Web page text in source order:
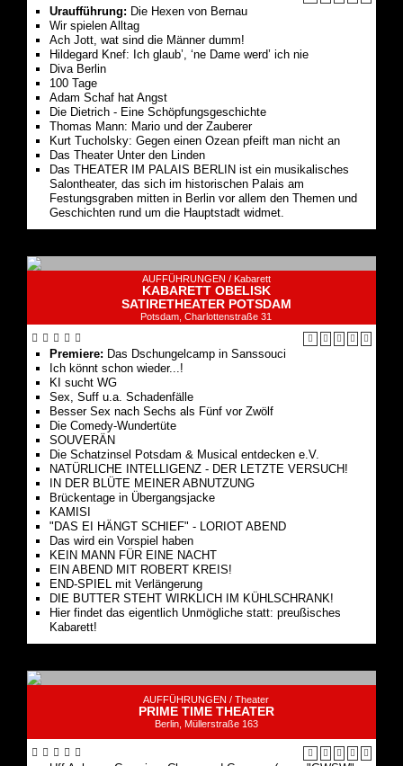
Uraufführung: Die Hexen von Bernau
Wir spielen Alltag
Ach Jott, wat sind die Männer dumm!
Hildegard Knef: Ich glaub’, ‘ne Dame werd’ ich nie
Diva Berlin
100 Tage
Adam Schaf hat Angst
Die Dietrich - Eine Schöpfungsgeschichte
Thomas Mann: Mario und der Zauberer
Kurt Tucholsky: Gegen einen Ozean pfeift man nicht an
Das Theater Unter den Linden
Das THEATER IM PALAIS BERLIN ist ein musikalisches
Salontheater, das sich im historischen Palais am
Festungsgraben mitten in Berlin vor allem den Themen und
Geschichten rund um die Hauptstadt widmet.
AUFFÜHRUNGEN / Kabarett
KABARETT OBELISK
SATIRETHEATER POTSDAM
Potsdam, Charlottenstraße 31
Premiere: Das Dschungelcamp in Sanssouci
Ich könnt schon wieder...!
KI sucht WG
Sex, Suff u.a. Schadenfälle
Besser Sex nach Sechs als Fünf vor Zwölf
Die Comedy-Wundertüte
SOUVERÄN
Die Schatzinsel Potsdam & Musical entdecken e.V.
NATÜRLICHE INTELLIGENZ - DER LETZTE VERSUCH!
IN DER BLÜTE MEINER ABNUTZUNG
Brückentage in Übergangsjacke
KAMISI
"DAS EI HÄNGT SCHIEF" - LORIOT ABEND
Das wird ein Vorspiel haben
KEIN MANN FÜR EINE NACHT
EIN ABEND MIT ROBERT KREIS!
END-SPIEL mit Verlängerung
DIE BUTTER STEHT WIRKLICH IM KÜHLSCHRANK!
Hier findet das eigentlich Unmögliche statt: preußisches
Kabarett!
AUFFÜHRUNGEN / Theater
PRIME TIME THEATER
Berlin, ​Müllerstraße 163